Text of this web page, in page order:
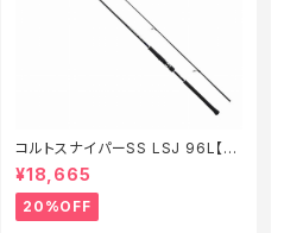
コルトスナイパーSS LSJ 96L【特
価ロッド】【20】
¥18,665
20%OFF